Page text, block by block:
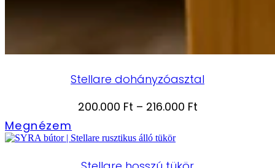
Stellare dohányzóasztal
200.000 Ft – 216.000 FtÁrtartomány:
Megnézem